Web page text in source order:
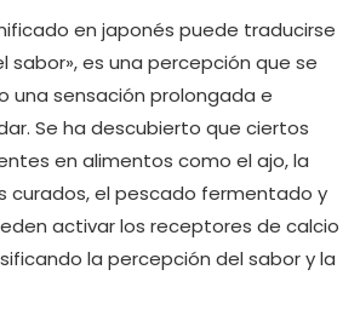
en japonés puede traducirse
sabor», es una percepción que se
una sensación prolongada e
Se ha descubierto que ciertos
en alimentos como el ajo, la
curados, el pescado fermentado y
activar los receptores de calcio
la percepción del sabor y la